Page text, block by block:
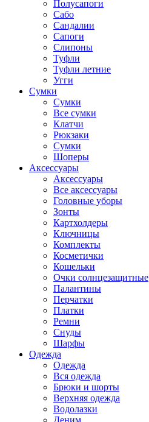
Полусапоги
Сабо
Сандалии
Сапоги
Слипоны
Туфли
Туфли летние
Угги
Сумки
Сумки
Все сумки
Клатчи
Рюкзаки
Сумки
Шоперы
Аксессуары
Аксессуары
Все аксессуары
Головные уборы
Зонты
Картхолдеры
Ключницы
Комплекты
Косметички
Кошельки
Очки солнцезащитные
Палантины
Перчатки
Платки
Ремни
Снуды
Шарфы
Одежда
Одежда
Вся одежда
Брюки и шорты
Верхняя одежда
Водолазки